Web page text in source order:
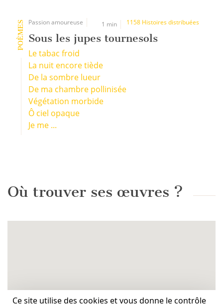
POÈMES Passion amoureuse 1 min 1158 Histoires distribuées
Sous les jupes tournesols
Le tabac froid
La nuit encore tiède
De la sombre lueur
De ma chambre pollinisée
Végétation morbide
Ô ciel opaque
Je me ...
Où trouver ses œuvres ?